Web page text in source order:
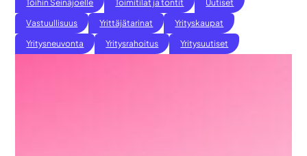
Töihin Seinäjoelle
Toimitilat ja tontit
Uutiset
Vastuullisuus
Yrittäjätarinat
Yrityskaupat
Yritysneuvonta
Yritysrahoitus Yritysuutiset